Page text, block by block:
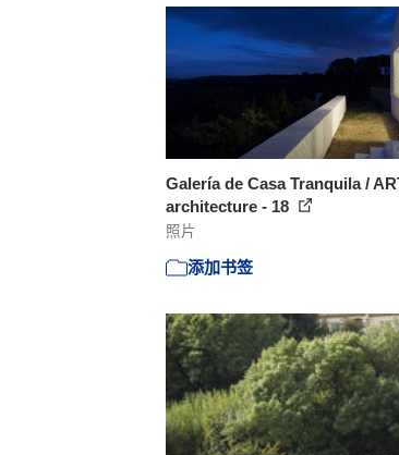
Galería de Casa Tranquila /
architecture - 18
照片
添加书签